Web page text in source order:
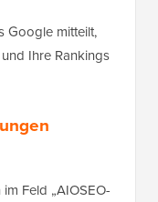
Google mitteilt,
Ihre Rankings
Feld „AIOSEO-